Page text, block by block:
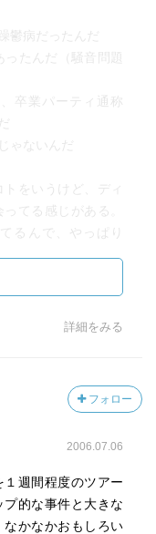
鬱病だったんだ
たんだ（騒音問題
卒業パーティ通称
ゃないんだ
をいうけど、ディ
てる感じがある。
るんで、やっぱり
イムトラベルして
詳細をみる
フォロー
2006.07.06
週間程度のツアー
的な事件と大きな
かなかおもしろい